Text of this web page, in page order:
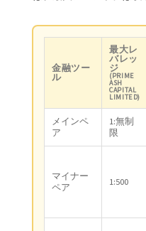
金融ツー
ル
最大レ
バレッ
ジ
(PRIME
ASH
CAPITAL
LIMITED)
メインペ
ア
1:無制
限
マイナー
ペア
1:500